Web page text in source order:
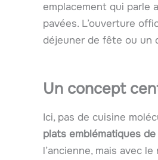
emplacement qui parle
pavées. L’ouverture
déjeuner de fête ou un
Un concept
Ici, pas de cuisine
plats emblématiques
l’ancienne, mais avec